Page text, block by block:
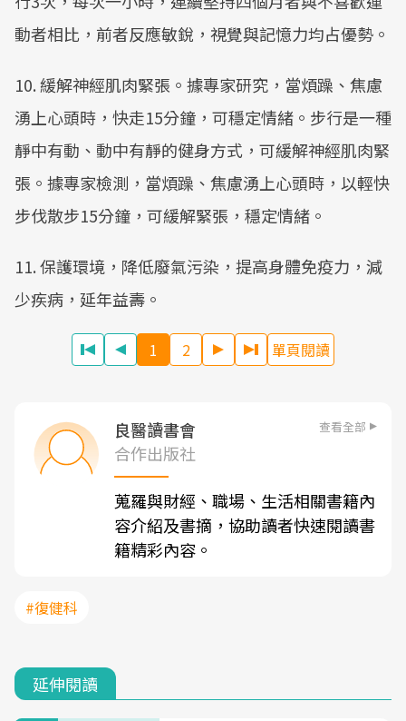
動者相比，前者反應敏銳，視覺與記憶力均占優勢。
10. 緩解神經肌肉緊張。據專家研究，當煩躁、焦慮
湧上心頭時，快走15分鐘，可穩定情緒。步行是一種
靜中有動、動中有靜的健身方式，可緩解神經肌肉緊
張。據專家檢測，當煩躁、焦慮湧上心頭時，以輕快
步伐散步15分鐘，可緩解緊張，穩定情緒。
11. 保護環境，降低廢氣污染，提高身體免疫力，減
少疾病，延年益壽。
1 2 單頁閱讀
良醫讀書會 查看全部
合作出版社
蒐羅與財經、職場、生活相關書籍內
容介紹及書摘，協助讀者快速閱讀書
籍精彩內容。
#復健科
延伸閱讀